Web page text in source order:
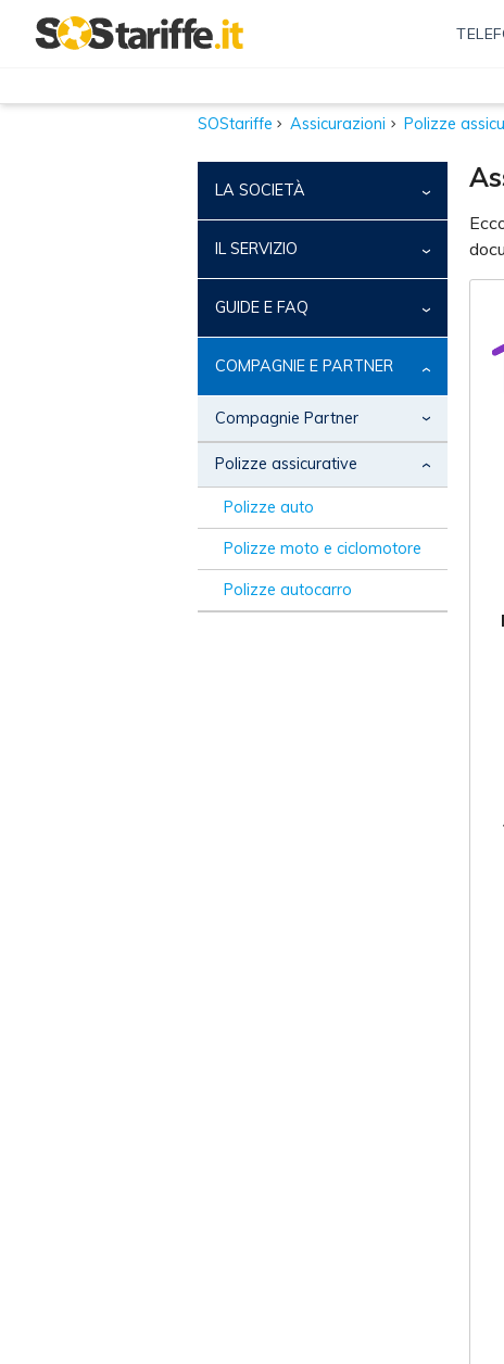
SOStariffe
Assicurazioni Polizze
LA SOCIETÀ
Chi siamo
IL SERVIZIO
Come Funziona
Reclami Consumatori
Privacy
Informativa Precontrattuale
GUIDE E FAQ
Domande Frequenti
Guide Assicurazioni
COMPAGNIE E PARTNER
Compagnie Partner
Tutte le compagnie
24hassistance
Allianz Direct
Bene Assicurazioni
Polizze assicurative
Polizze auto
Polizze moto e ciclomotore
Polizze autocarro